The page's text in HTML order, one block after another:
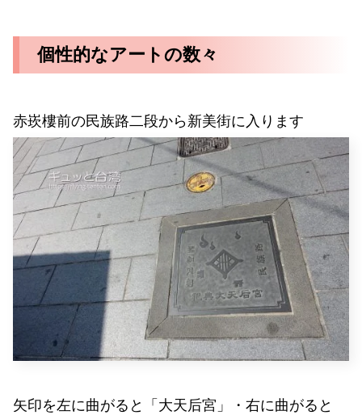
個性的なアートの数々
赤崁樓前の民族路二段から新美街に入ります
矢印を左に曲がると「大天后宮」・右に曲がると